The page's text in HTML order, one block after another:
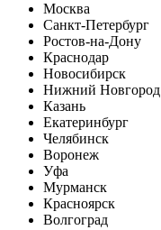
Москва
Санкт-Петербург
Ростов-на-Дону
Краснодар
Новосибирск
Нижний Новгород
Казань
Екатеринбург
Челябинск
Воронеж
Уфа
Мурманск
Красноярск
Волгоград